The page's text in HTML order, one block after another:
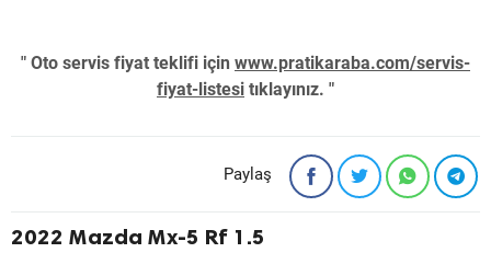
" Oto servis fiyat teklifi için www.pratikaraba.com/servis-
fiyat-listesi tıklayınız. "
Paylaş
2022 Mazda Mx-5 Rf 1.5